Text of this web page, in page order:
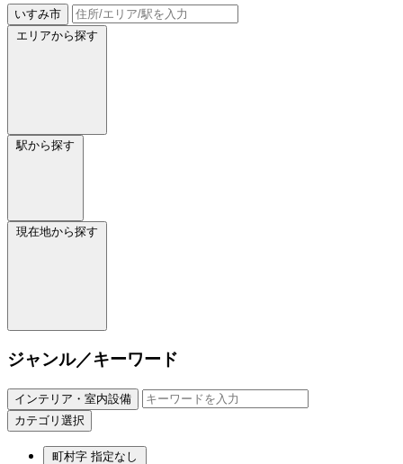
いすみ市
エリアから探す
駅から探す
現在地から探す
ジャンル／キーワード
インテリア・室内設備
カテゴリ選択
町村字 指定なし